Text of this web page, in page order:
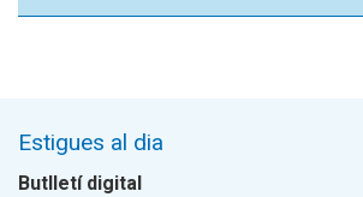
Estigues al dia
Butlletí digital